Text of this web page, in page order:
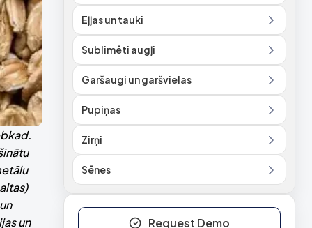
un
Eļļas un tauki
Sublimēti augļi
Garšaugi un garšvielas
Pupiņas
Zirņi
Sēnes
Request Demo